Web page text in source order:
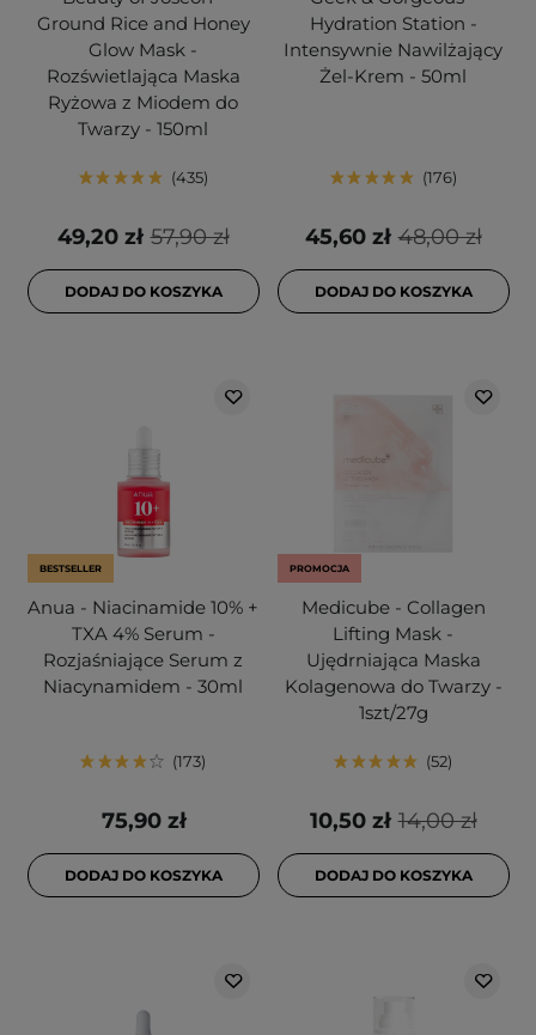
Ground Rice and Honey
Glow Mask -
Rozświetlająca Maska
Ryżowa z Miodem do
Twarzy - 150ml
435
57,90 zł
49,20 zł
DODAJ DO KOSZYKA
Hydration Station -
Intensywnie Nawilżający
Żel-Krem - 50ml
176
48,00 zł
45,60 zł
DODAJ DO KOSZYKA
BESTSELLER
Anua - Niacinamide 10% +
TXA 4% Serum -
Rozjaśniające Serum z
Niacynamidem - 30ml
173
75,90 zł
DODAJ DO KOSZYKA
PROMOCJA
Medicube - Collagen
Lifting Mask -
Ujędrniająca Maska
Kolagenowa do Twarzy -
1szt/27g
52
14,00 zł
10,50 zł
DODAJ DO KOSZYKA